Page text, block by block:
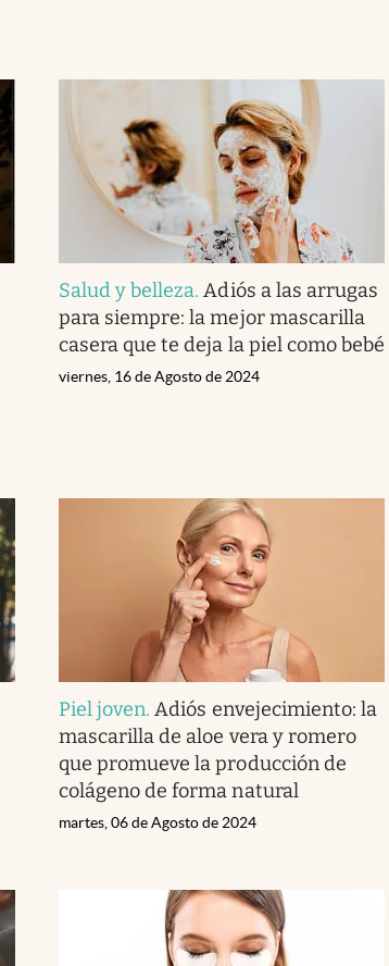
Salud y belleza.Adiós a las arrugas
para siempre: la mejor mascarilla
casera que te deja la piel como bebé
viernes, 16 de Agosto de 2024
Piel joven.Adiós envejecimiento: la
mascarilla de aloe vera y romero
que promueve la producción de
colágeno de forma natural
martes, 06 de Agosto de 2024